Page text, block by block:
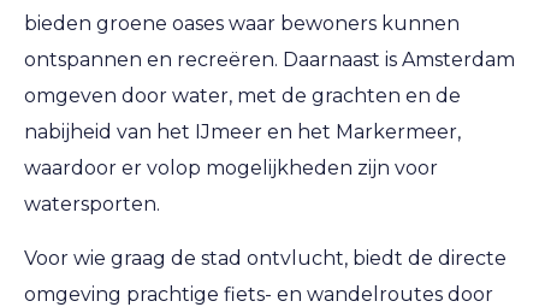
bieden groene oases waar bewoners kunnen
ontspannen en recreëren. Daarnaast is Amsterdam
omgeven door water, met de grachten en de
nabijheid van het IJmeer en het Markermeer,
waardoor er volop mogelijkheden zijn voor
watersporten.
Voor wie graag de stad ontvlucht, biedt de directe
omgeving prachtige fiets- en wandelroutes door